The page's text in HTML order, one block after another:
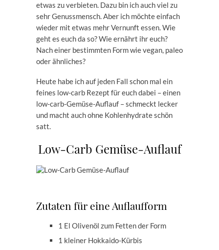
etwas zu verbieten. Dazu bin ich auch viel zu
sehr Genussmensch. Aber ich möchte einfach
wieder mit etwas mehr Vernunft essen. Wie
geht es euch da so? Wie ernährt ihr euch?
Nach einer bestimmten Form wie vegan, paleo
oder ähnliches?
Heute habe ich auf jeden Fall schon mal ein
feines low-carb Rezept für euch dabei – einen
low-carb-Gemüse-Auflauf – schmeckt lecker
und macht auch ohne Kohlenhydrate schön
satt.
Low-Carb Gemüse-Auflauf
Zutaten für eine Auflaufform
1 El Olivenöl zum Fetten der Form
1 kleiner Hokkaido-Kürbis